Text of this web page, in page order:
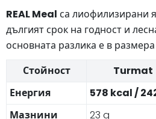
REAL Meal са лиофилизирани
дългият срок на годност и
основната разлика е в
Стойност
Turmat
Енергия
578 kcal /
Мазнини
23 g